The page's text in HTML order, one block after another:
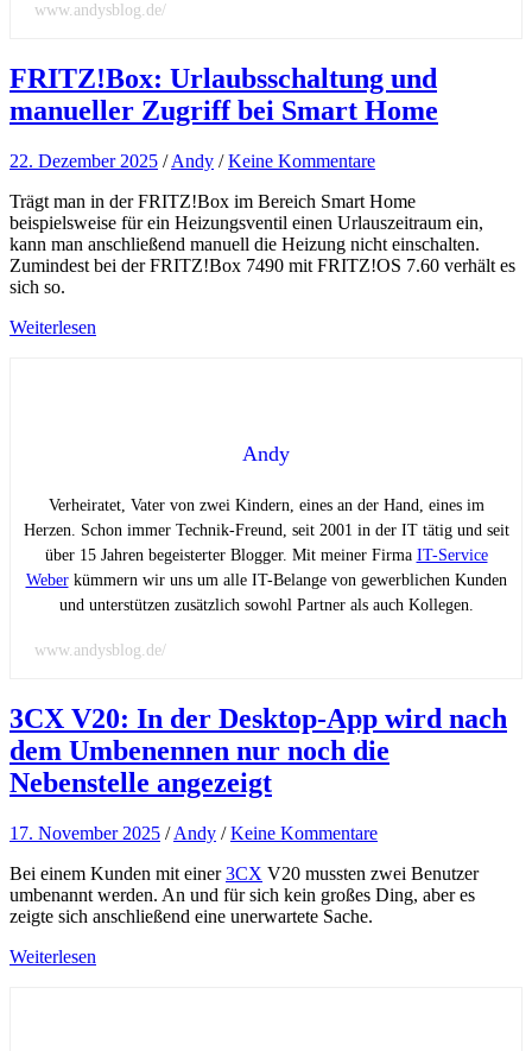
www.andysblog.de/
FRITZ!Box: Urlaubsschaltung und
manueller Zugriff bei Smart Home
22. Dezember 2025 /Andy /Keine Kommentare
Trägt man in der FRITZ!Box im Bereich Smart Home
beispielsweise für ein Heizungsventil einen Urlauszeitraum ein,
kann man anschließend manuell die Heizung nicht einschalten.
Zumindest bei der FRITZ!Box 7490 mit FRITZ!OS 7.60 verhält es
sich so.
Weiterlesen
Andy
Verheiratet, Vater von zwei Kindern, eines an der Hand, eines im
Herzen. Schon immer Technik-Freund, seit 2001 in der IT tätig und seit
über 15 Jahren begeisterter Blogger. Mit meiner Firma IT-Service
Weberkümmern wir uns um alle IT-Belange von gewerblichen Kunden
und unterstützen zusätzlich sowohl Partner als auch Kollegen.
www.andysblog.de/
3CX V20: In der Desktop-App wird nach
dem Umbenennen nur noch die
Nebenstelle angezeigt
17. November 2025 /Andy /Keine Kommentare
Bei einem Kunden mit einer3CX V20 mussten zwei Benutzer
umbenannt werden. An und für sich kein großes Ding, aber es
zeigte sich anschließend eine unerwartete Sache.
Weiterlesen